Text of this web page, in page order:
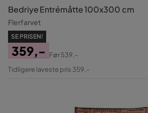
Bedriye Entrémåtte 100x300 cm
Flerfarvet
SE PRISEN!
Pris
359,-
Original
Før539,-
Tidligere laveste pris 359,-